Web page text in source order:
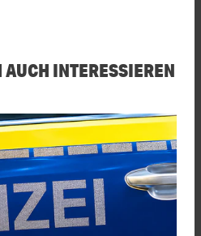
INTERESSIEREN